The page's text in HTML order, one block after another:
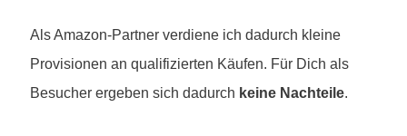
Als Amazon-Partner verdiene ich dadurch kleine
Provisionen an qualifizierten Käufen. Für Dich als
Besucher ergeben sich dadurch keine Nachteile.